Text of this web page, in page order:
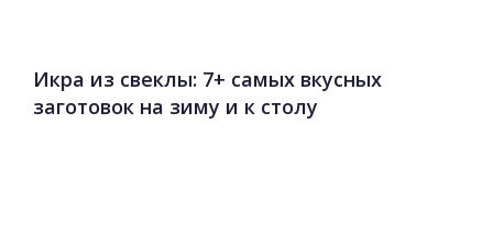
Икра из свеклы: 7+ самых вкусных
заготовок на зиму и к столу